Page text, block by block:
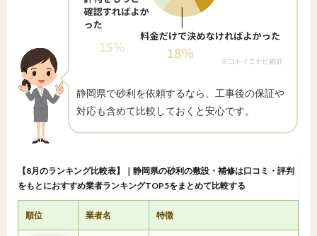
静岡県で砂利を依頼するなら、工事後の保証や
対応も含めて比較しておくと安心です。
【8月のランキング比較表】｜静岡県の砂利の敷設・補修は口コミ・評判
をもとにおすすめ業者ランキングTOP5をまとめて比較する
順位 業者名 特徴